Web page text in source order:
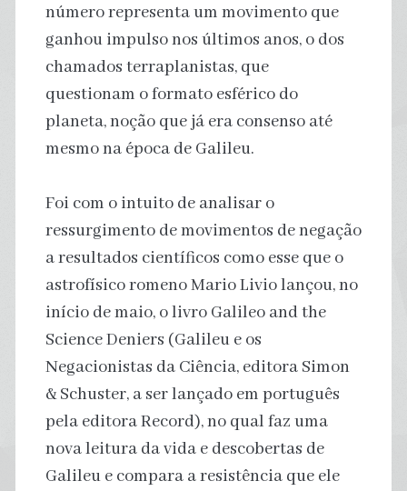
número representa um movimento que
ganhou impulso nos últimos anos, o dos
chamados terraplanistas, que
questionam o formato esférico do
planeta, noção que já era consenso até
mesmo na época de Galileu.
Foi com o intuito de analisar o
ressurgimento de movimentos de negação
a resultados científicos como esse que o
astrofísico romeno Mario Livio lançou, no
início de maio, o livro Galileo and the
Science Deniers (Galileu e os
Negacionistas da Ciência, editora Simon
& Schuster, a ser lançado em português
pela editora Record), no qual faz uma
nova leitura da vida e descobertas de
Galileu e compara a resistência que ele